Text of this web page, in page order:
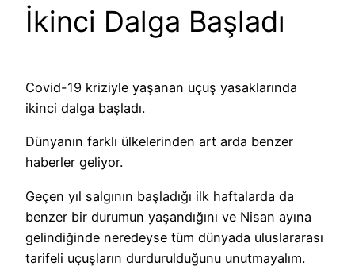
İkinci Dalga Başladı
Covid-19 kriziyle yaşanan uçuş yasaklarında
ikinci dalga başladı.
Dünyanın farklı ülkelerinden art arda benzer
haberler geliyor.
Geçen yıl salgının başladığı ilk haftalarda da
benzer bir durumun yaşandığını ve Nisan ayına
gelindiğinde neredeyse tüm dünyada uluslararası
tarifeli uçuşların durdurulduğunu unutmayalım.